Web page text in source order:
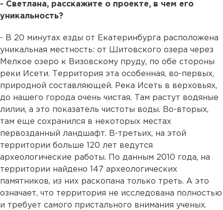
- Светлана, расскажите о проекте, в чем его
уникальность?
- В 20 минутах езды от Екатеринбурга расположена
уникальная местность: от Шитовского озера через
Мелкое озеро к Визовскому пруду, по обе стороны
реки Исети. Территория эта особенная, во-первых,
природной составляющей. Река Исеть в верховьях,
до нашего города очень чистая. Там растут водяные
лилии, а это показатель чистоты воды. Во-вторых,
там еще сохранился в некоторых местах
первозданный ландшафт. В-третьих, на этой
территории больше 120 лет ведутся
археологические работы. По данным 2010 года, на
территории найдено 147 археологических
памятников, из них раскопана только треть. А это
означает, что территория не исследована полностью
и требует самого пристального внимания ученых.